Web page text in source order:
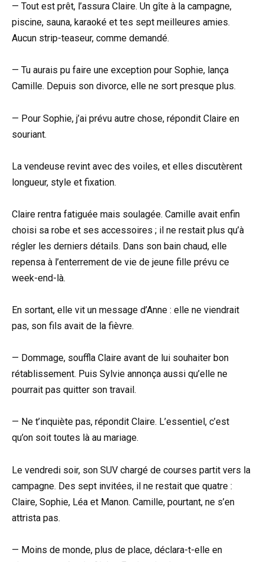
— Tout est prêt, l’assura Claire. Un gîte à la campagne,
piscine, sauna, karaoké et tes sept meilleures amies.
Aucun strip-teaseur, comme demandé.
— Tu aurais pu faire une exception pour Sophie, lança
Camille. Depuis son divorce, elle ne sort presque plus.
— Pour Sophie, j’ai prévu autre chose, répondit Claire en
souriant.
La vendeuse revint avec des voiles, et elles discutèrent
longueur, style et fixation.
Claire rentra fatiguée mais soulagée. Camille avait enfin
choisi sa robe et ses accessoires ; il ne restait plus qu’à
régler les derniers détails. Dans son bain chaud, elle
repensa à l’enterrement de vie de jeune fille prévu ce
week-end-là.
En sortant, elle vit un message d’Anne : elle ne viendrait
pas, son fils avait de la fièvre.
— Dommage, souffla Claire avant de lui souhaiter bon
rétablissement. Puis Sylvie annonça aussi qu’elle ne
pourrait pas quitter son travail.
— Ne t’inquiète pas, répondit Claire. L’essentiel, c’est
qu’on soit toutes là au mariage.
Le vendredi soir, son SUV chargé de courses partit vers la
campagne. Des sept invitées, il ne restait que quatre :
Claire, Sophie, Léa et Manon. Camille, pourtant, ne s’en
attrista pas.
— Moins de monde, plus de place, déclara-t-elle en